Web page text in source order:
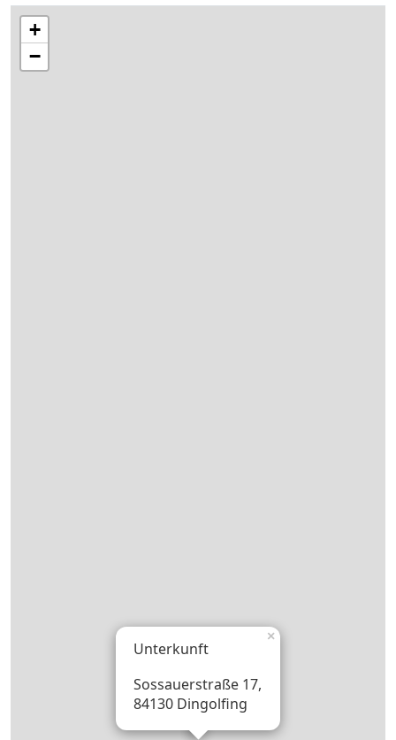
Unterkunft
Sossauerstraße 17,
84130 Dingolfing
×
+
−